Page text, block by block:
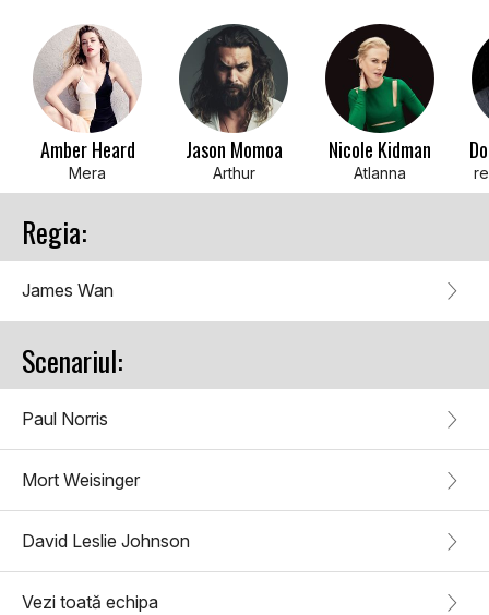
Amber Heard
Mera
Jason Momoa
Arthur
Nicole Kidman
Atlanna
Regia:
James Wan
Scenariul:
Paul Norris
Mort Weisinger
David Leslie Johnson
Vezi toată echipa